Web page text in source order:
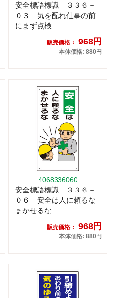
安全標語標識 ３３６－
０３ 気を配れ仕事の前
にまず点検
販売価格： 968円
本体価格: 880円
4068336060
安全標語標識 ３３６－
０６ 安全は人に頼るな
まかせるな
販売価格： 968円
本体価格: 880円